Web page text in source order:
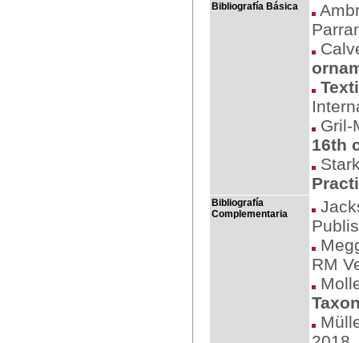
Bibliografía Básica
Gril-
16th
Bibliografía
Complementaria
RM